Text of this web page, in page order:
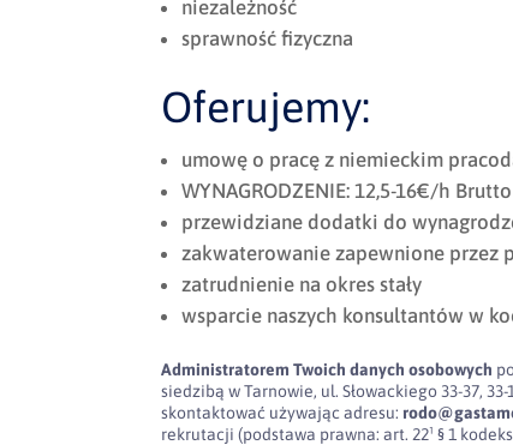
niezależność
sprawność fizyczna
Oferujemy:
umowę o pracę z niemieckim
WYNAGRODZENIE: 12,5-16€/h Brutto
przewidziane dodatki do
zakwaterowanie zapewnione przez
zatrudnienie na okres stały
wsparcie naszych konsultantów w
Administratorem Twoich danych osobowych
siedzibą w Tarnowie, ul. Słowackiego 33-37,
skontaktować używając adresu:
rekrutacji (podstawa prawna: art. 22¹ § 1